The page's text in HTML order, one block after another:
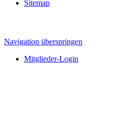
Sitemap
Navigation überspringen
Mitglieder-Login